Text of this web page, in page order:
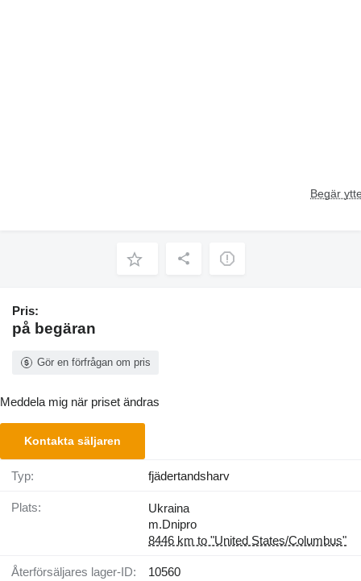
Begär
Pris:
på begäran
Gör en förfrågan om pris
Meddela mig när priset ändras
Kontakta säljaren
Typ: fjädertandsharv
Plats:
Ukraina
m.Dnipro
8446 km to "United States/Columbus"
Återförsäljares lager-ID: 10560